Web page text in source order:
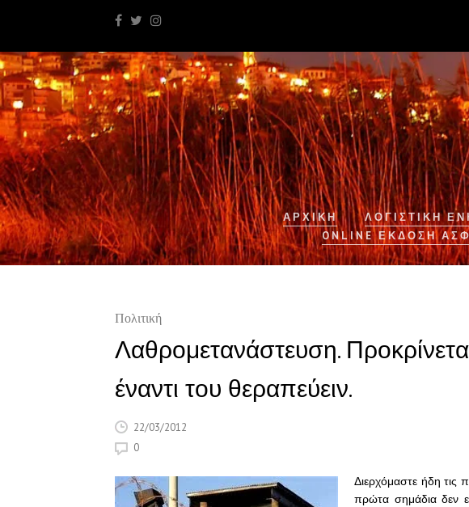
ΑΡΧΙΚΉ ΛΟΓΙΣΤΙΚΉ
ONLINE ΈΚΔΟΣΗ
Πολιτική
Λαθρομετανάστευση.
έναντι του θεραπεύειν.
22/03/2012
0
Διερχόμαστε ήδη τις
πρώτα σημάδια δεν